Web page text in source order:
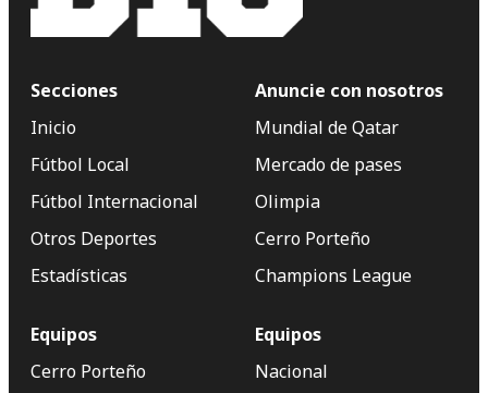
Secciones
Inicio
Fútbol Local
Fútbol Internacional
Otros Deportes
Estadísticas
Anuncie con nosotros
Mundial de Qatar
Mercado de pases
Olimpia
Cerro Porteño
Champions League
Equipos
Cerro Porteño
Equipos
Nacional